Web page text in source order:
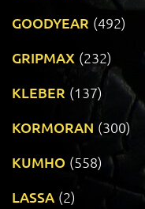
GOODYEAR (492)
GRIPMAX (232)
KLEBER (137)
KORMORAN (300)
KUMHO (558)
LASSA (2)